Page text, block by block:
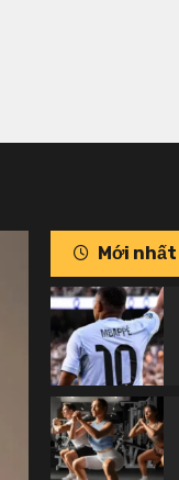
Ronaldo ai giàu
Mới nhất